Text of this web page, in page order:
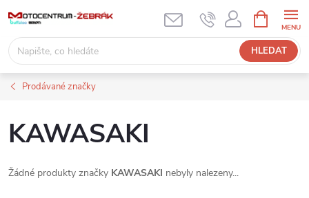
obsah
HLEDAT
NÁKUPNÍ
KOŠÍK
Prodávané značky
KAWASAKI
Žádné produkty značky KAWASAKI nebyly nalezeny...